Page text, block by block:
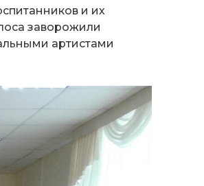
и их
заворожили
артистами